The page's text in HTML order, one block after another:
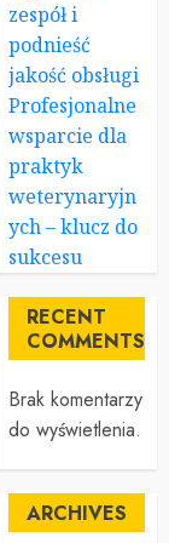
zespół i
podnieść
jakość obsługi
Profesjonalne
wsparcie dla
praktyk
weterynaryjn
ych – klucz do
sukcesu
RECENT
COMMENTS
Brak komentarzy
do wyświetlenia.
ARCHIVES